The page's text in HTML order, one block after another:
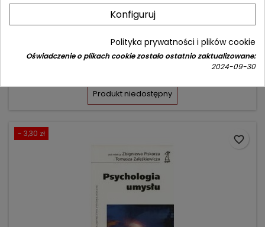
PSYCHOLOGIA INWESTORA GIEŁDOWEGO -
WPROWADZENIE DO BEHAWIORALNYCH FINANSÓW
Autor: Tomasz Zaleśkiewicz
(0)
podstawowa
Produkt niedostępny
- 3,30 zł
favorite_border
Konfiguruj
Polityka prywatności i plików cookie
Oświadczenie o plikach cookie zostało ostatnio zaktualizowane:
2024-09-30